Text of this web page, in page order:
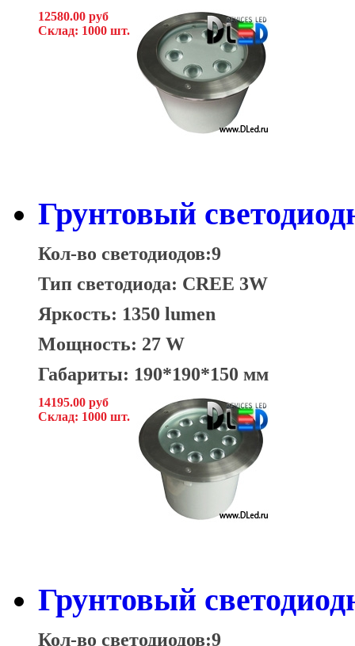
12580.00 руб
Склад: 1000 шт.
Грунтовый
Кол-во светодиодов:9
Тип светодиода: CREE 3W
Яркость: 1350 lumen
Мощность: 27 W
Габариты: 190*190*150 мм
14195.00 руб
Склад: 1000 шт.
Грунтовый
Кол-во светодиодов:9